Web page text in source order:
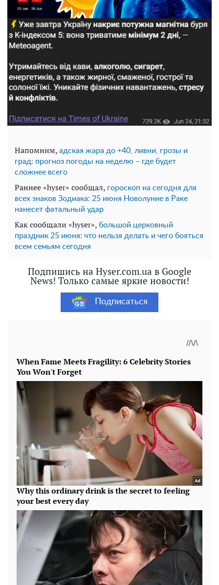
Напомним, адская жара до +40, ливни, грозы и
град: прогноз погоды на неделю – где будет
сложнее всего
Раннее «hyser» сообщал, гороскоп на сегодня для
всех знаков Зодиака: 25 июня Новолуние в Раке
нанесет фатальный удар
Как сообщали «hyser», большой церковный
праздник 25 июня: что нельзя делать и чего бояться
всем семьям сегодня
Подпишись на Hyser.com.ua в Google
News! Только самые яркие новости!
Подписаться